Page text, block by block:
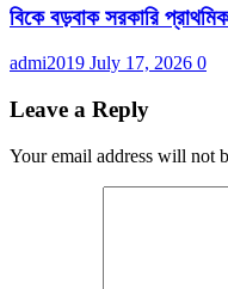
বিকে বড়বাক সরকারি প্রাথমিক
admi2019 July 17, 2026 0
Leave a Reply
Your email address will not